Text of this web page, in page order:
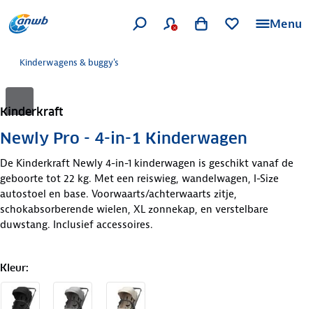
Menu
Kinderwagens & buggy's
Kinderkraft
Newly Pro - 4-in-1 Kinderwagen
De Kinderkraft Newly 4-in-1 kinderwagen is geschikt vanaf de
geboorte tot 22 kg. Met een reiswieg, wandelwagen, I-Size
autostoel en base. Voorwaarts/achterwaarts zitje,
schokabsorberende wielen, XL zonnekap, en verstelbare
duwstang. Inclusief accessoires.
Kleur: